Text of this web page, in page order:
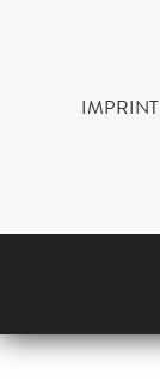
IMPRINT